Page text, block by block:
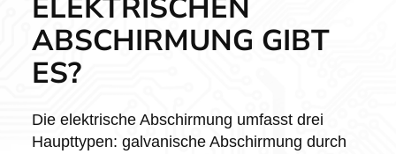
ELEKTRISCHEN
ABSCHIRMUNG GIBT
ES?
Die elektrische Abschirmung umfasst drei
Haupttypen: galvanische Abschirmung durch